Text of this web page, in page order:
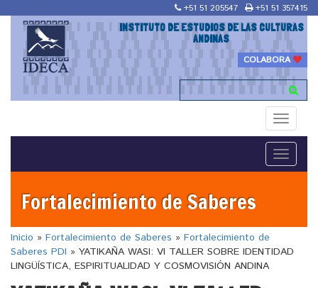
+51 51 205547 +51 51 357415
INSTITUTO DE ESTUDIOS DE LAS CULTURAS
ANDINAS
COLABORA
Toggle
Toggle
Fortalecimiento de Saberes
Inicio » Fortalecimiento de Saberes » Fortalecimiento de
Saberes PDI » YATIKAÑA WASI: VI TALLER SOBRE IDENTIDAD
LINGÜÍSTICA, ESPIRITUALIDAD Y COSMOVISIÓN ANDINA